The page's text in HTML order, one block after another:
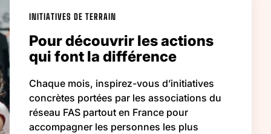
INITIATIVES DE TERRAIN
Pour découvrir les actions
qui font la différence
Chaque mois, inspirez-vous d’initiatives
concrètes portées par les associations du
réseau FAS partout en France pour
accompagner les personnes les plus